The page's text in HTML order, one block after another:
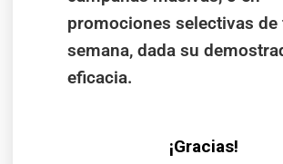
promociones selectivas de
semana, dada su
eficacia.
¡Gracias!